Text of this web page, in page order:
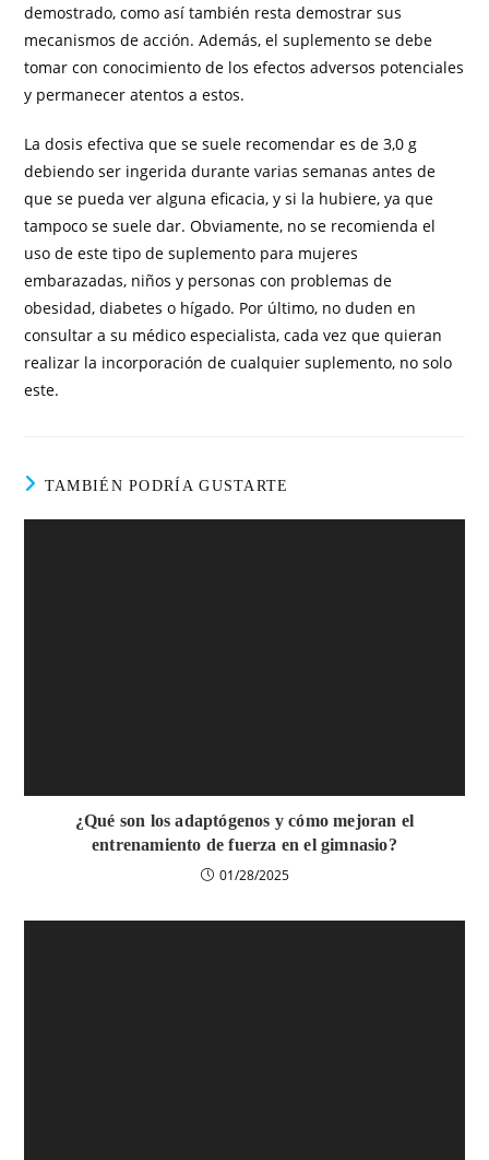
demostrado, como así también resta demostrar sus
mecanismos de acción. Además, el suplemento se debe
tomar con conocimiento de los efectos adversos potenciales
y permanecer atentos a estos.
La dosis efectiva que se suele recomendar es de 3,0 g
debiendo ser ingerida durante varias semanas antes de
que se pueda ver alguna eficacia, y si la hubiere, ya que
tampoco se suele dar. Obviamente, no se recomienda el
uso de este tipo de suplemento para mujeres
embarazadas, niños y personas con problemas de
obesidad, diabetes o hígado. Por último, no duden en
consultar a su médico especialista, cada vez que quieran
realizar la incorporación de cualquier suplemento, no solo
este.
TAMBIÉN PODRÍA GUSTARTE
¿Qué son los adaptógenos y cómo mejoran el
entrenamiento de fuerza en el gimnasio?
01/28/2025